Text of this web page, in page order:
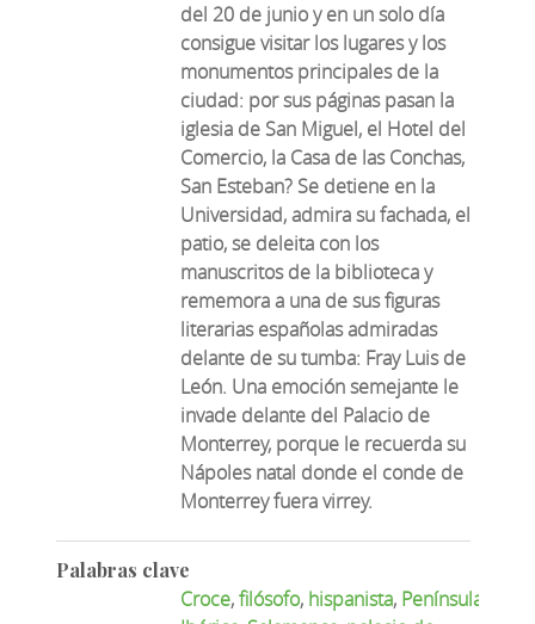
del 20 de junio y en un solo día
consigue visitar los lugares y los
monumentos principales de la
ciudad: por sus páginas pasan la
iglesia de San Miguel, el Hotel del
Comercio, la Casa de las Conchas,
San Esteban? Se detiene en la
Universidad, admira su fachada, el
patio, se deleita con los
manuscritos de la biblioteca y
rememora a una de sus figuras
literarias españolas admiradas
delante de su tumba: Fray Luis de
León. Una emoción semejante le
invade delante del Palacio de
Monterrey, porque le recuerda su
Nápoles natal donde el conde de
Monterrey fuera virrey.
Palabras clave
Croce,filósofo, hispanista, Península